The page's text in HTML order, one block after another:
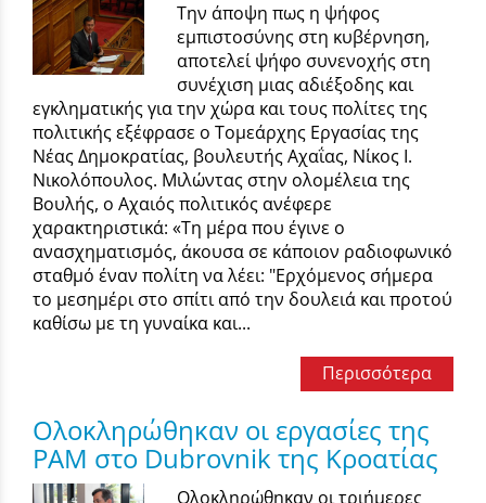
Την άποψη πως η ψήφος
εμπιστοσύνης στη κυβέρνηση,
αποτελεί ψήφο συνενοχής στη
συνέχιση μιας αδιέξοδης και
εγκληματικής για την χώρα και τους πολίτες της
πολιτικής εξέφρασε ο Τομεάρχης Εργασίας της
Νέας Δημοκρατίας, βουλευτής Αχαΐας, Νίκος Ι.
Νικολόπουλος. Μιλώντας στην ολομέλεια της
Βουλής, ο Αχαιός πολιτικός ανέφερε
χαρακτηριστικά: «Τη μέρα που έγινε ο
ανασχηματισμός, άκουσα σε κάποιον ραδιοφωνικό
σταθμό έναν πολίτη να λέει: "Ερχόμενος σήμερα
το μεσημέρι στο σπίτι από την δουλειά και προτού
καθίσω με τη γυναίκα και...
Περισσότερα
Ολοκληρώθηκαν οι εργασίες της
ΡΑΜ στο Dubrovnik της Κροατίας
Ολοκληρώθηκαν οι τριήμερες